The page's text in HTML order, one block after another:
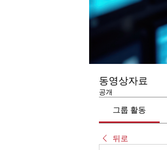
동영상자료
공개
그룹 활동
뒤로